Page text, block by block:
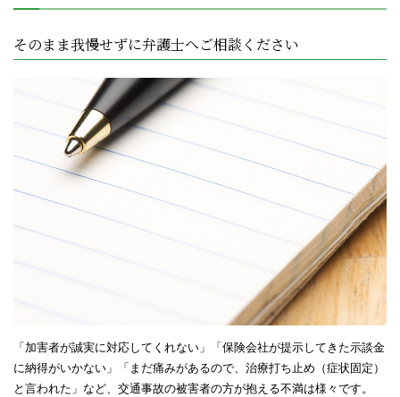
そのまま我慢せずに弁護士へご相談ください
「加害者が誠実に対応してくれない」「保険会社が提示してきた示談金
に納得がいかない」「まだ痛みがあるので、治療打ち止め（症状固定）
と言われた」など、交通事故の被害者の方が抱える不満は様々です。